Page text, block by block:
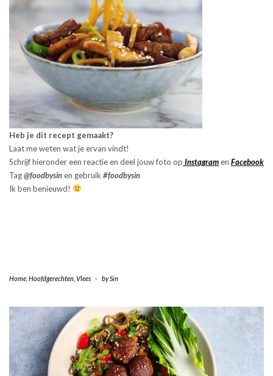
Heb je dit recept gemaakt?
Laat me weten wat je ervan vindt!
Schrijf hieronder een reactie en deel jouw foto op Instagramen Facebook
Tag@foodbysinen gebruik #foodbysin
Ik ben benieuwd!
Home Hoofdgerechten Vlees - bySin